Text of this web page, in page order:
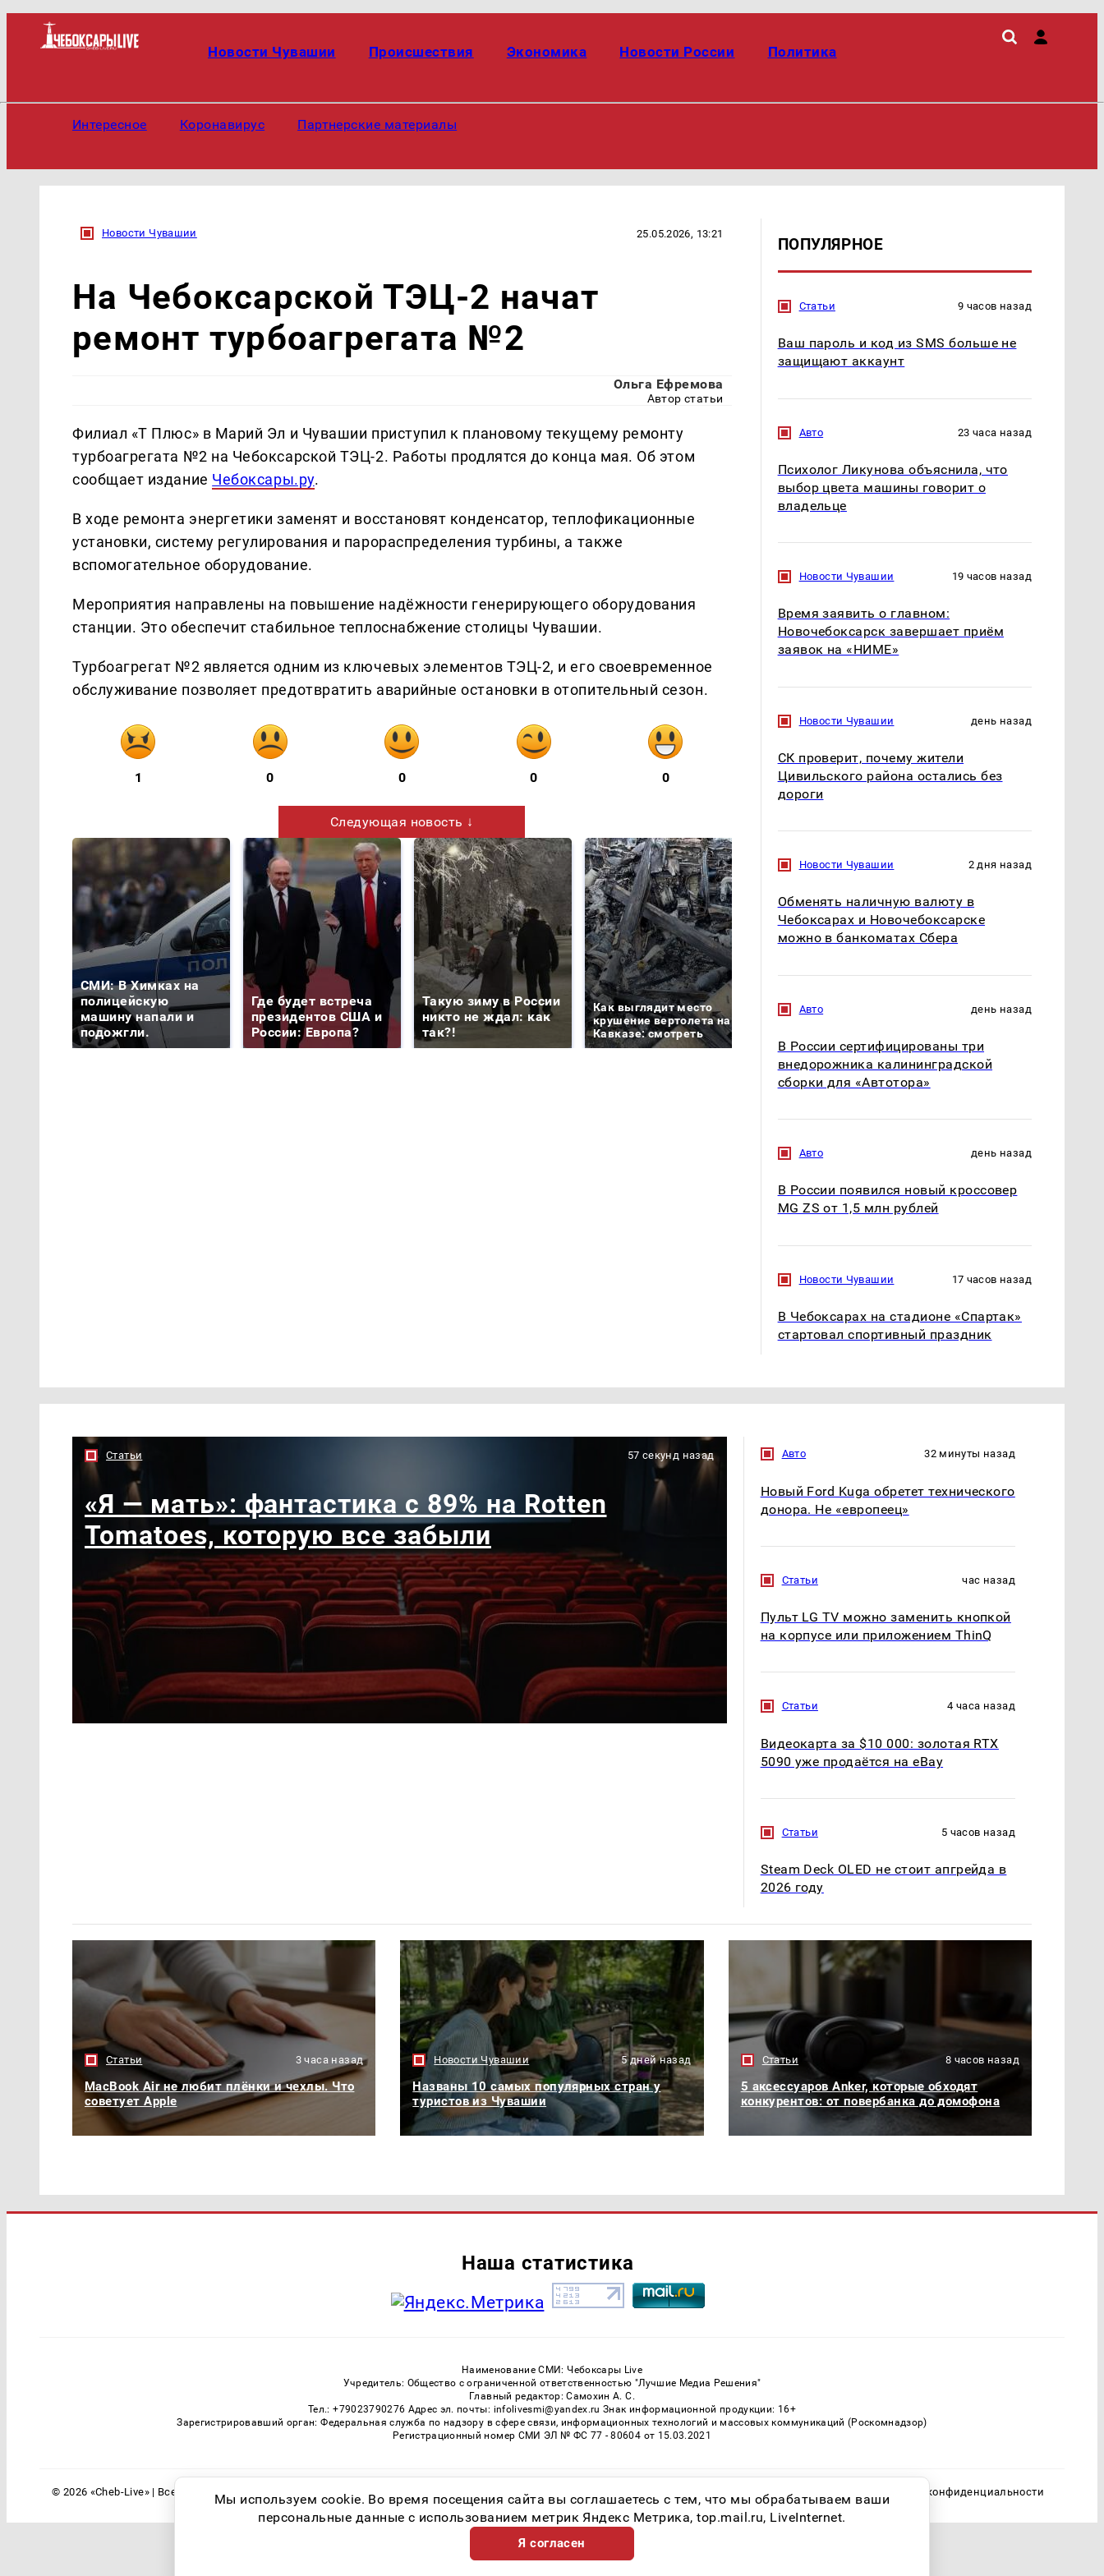
Новости Чувашии Происшествия Экономика Новости России Политика
Интересное Коронавирус Партнерские материалы
Новости Чувашии 25.05.2026, 13:21
На Чебоксарской ТЭЦ-2 начат
ремонт турбоагрегата №2
Ольга Ефремова
Автор статьи
Филиал «Т Плюс» в Марий Эл и Чувашии приступил к плановому текущему ремонту
турбоагрегата №2 на Чебоксарской ТЭЦ-2. Работы продлятся до конца мая. Об этом
сообщает издание Чебоксары.ру.
В ходе ремонта энергетики заменят и восстановят конденсатор, теплофикационные
установки, систему регулирования и парораспределения турбины, а также
вспомогательное оборудование.
Мероприятия направлены на повышение надёжности генерирующего оборудования
станции. Это обеспечит стабильное теплоснабжение столицы Чувашии.
Турбоагрегат №2 является одним из ключевых элементов ТЭЦ-2, и его своевременное
обслуживание позволяет предотвратить аварийные остановки в отопительный сезон.
1 0 0 0 0
Следующая новость ↓
СМИ: В Химках на
полицейскую
машину напали и
подожгли.
Где будет встреча
президентов США и
России: Европа?
Такую зиму в России
никто не ждал: как
так?!
Как выглядит место
крушение вертолета на
Кавказе: смотреть
На Урале из казны
были украдены 18
готовую еду из
ПОПУЛЯРНОЕ
Статьи 9 часов назад
Ваш пароль и код из SMS больше не
защищают аккаунт
Авто 23 часа назад
Психолог Ликунова объяснила, что
выбор цвета машины говорит о
владельце
Новости Чувашии 19 часов назад
Время заявить о главном:
Новочебоксарск завершает приём
заявок на «НИМЕ»
Новости Чувашии день назад
СК проверит, почему жители
Цивильского района остались без
дороги
Новости Чувашии 2 дня назад
Обменять наличную валюту в
Чебоксарах и Новочебоксарске
можно в банкоматах Сбера
Авто день назад
В России сертифицированы три
внедорожника калининградской
сборки для «Автотора»
Авто день назад
В России появился новый кроссовер
MG ZS от 1,5 млн рублей
Новости Чувашии 17 часов назад
В Чебоксарах на стадионе «Спартак»
стартовал спортивный праздник
Статьи 57 секунд назад
«Я — мать»: фантастика с 89% на Rotten
Tomatoes, которую все забыли
Авто 32 минуты назад
Новый Ford Kuga обретет технического
донора. Не «европеец»
Статьи час назад
Пульт LG TV можно заменить кнопкой
на корпусе или приложением ThinQ
Статьи 4 часа назад
Видеокарта за $10 000: золотая RTX
5090 уже продаётся на eBay
Статьи 5 часов назад
Steam Deck OLED не стоит апгрейда в
2026 году
Статьи 3 часа назад
MacBook Air не любит плёнки и чехлы. Что
советует Apple
Новости Чувашии 5 дней назад
Названы 10 самых популярных стран у
туристов из Чувашии
Статьи 8 часов назад
5 аксессуаров Anker, которые обходят
конкурентов: от повербанка до домофона
Наша статистика
Наименование СМИ: Чебоксары Live
Учредитель: Общество с ограниченной ответственностью "Лучшие Медиа Решения"
Главный редактор: Самохин А. С.
Тел.: +79023790276 Адрес эл. почты: infolivesmi@yandex.ru Знак информационной продукции: 16+
Зарегистрировавший орган: Федеральная служба по надзору в сфере связи, информационных технологий и массовых коммуникаций (Роскомнадзор)
Регистрационный номер СМИ ЭЛ № ФС 77 - 80604 от 15.03.2021
© 2026 «Cheb-Live» | Все права защищены Возрастная категория сайта 16+ Политика конфиденциальности
Мы используем cookie. Во время посещения сайта вы соглашаетесь с тем, что мы обрабатываем ваши
персональные данные с использованием метрик Яндекс Метрика, top.mail.ru, LiveInternet.
Я согласен